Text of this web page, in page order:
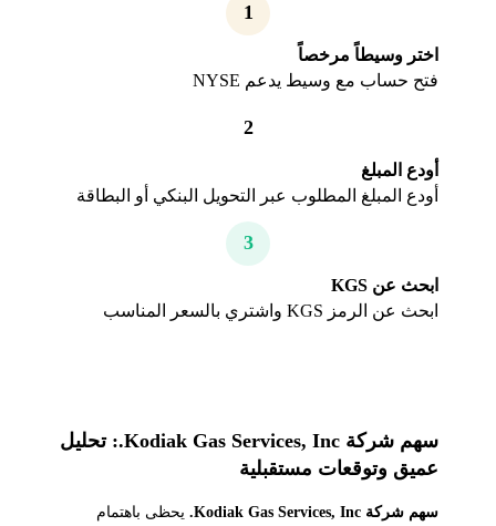
1
اختر وسيطاً مرخصاً
فتح حساب مع وسيط يدعم NYSE
2
أودع المبلغ
أودع المبلغ المطلوب عبر التحويل البنكي أو البطاقة
3
ابحث عن KGS
ابحث عن الرمز KGS واشتري بالسعر المناسب
سهم شركة Kodiak Gas Services, Inc.: تحليل
عميق وتوقعات مستقبلية
سهم شركة Kodiak Gas Services, Inc.
يحظى باهتمام